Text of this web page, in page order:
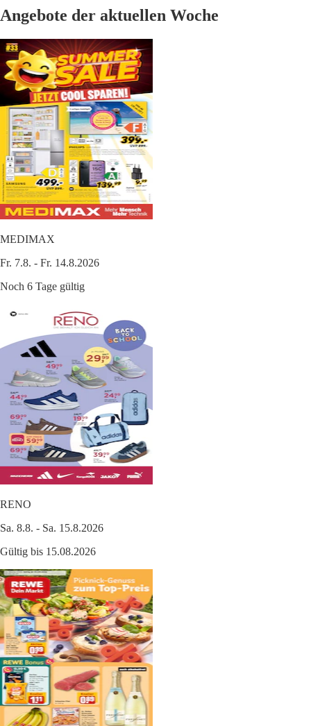
Angebote der aktuellen Woche
MEDIMAX
Fr. 7.8. - Fr. 14.8.2026
Noch 6 Tage gültig
RENO
Sa. 8.8. - Sa. 15.8.2026
Gültig bis 15.08.2026